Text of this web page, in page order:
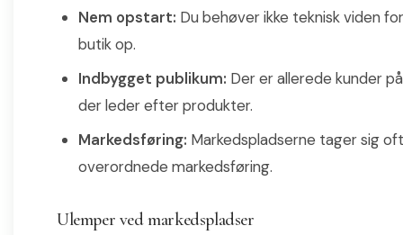
Nem opstart: Du behøver ikke teknisk viden
butik op.
Indbygget publikum: Der er allerede kunder
der leder efter produkter.
Markedsføring: Markedspladserne tager sig
overordnede markedsføring.
Ulemper ved markedspladser